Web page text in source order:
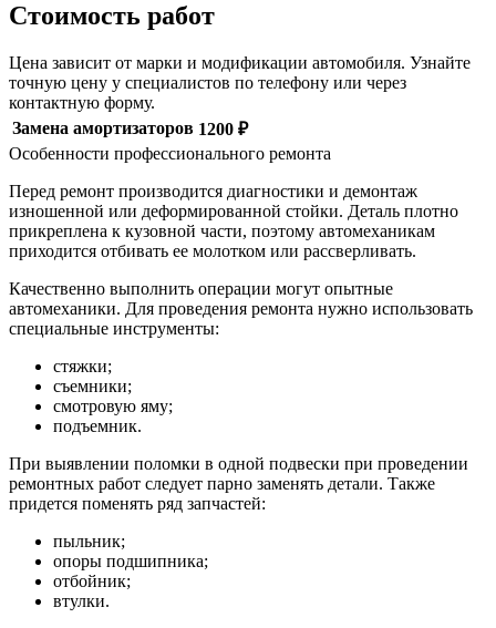
Стоимость работ
Цена зависит от марки и модификации автомобиля. Узнайте
точную цену у специалистов по телефону или через
контактную форму.
Замена амортизаторов 1200 ₽
Особенности профессионального ремонта
Перед ремонт производится диагностики и демонтаж
изношенной или деформированной стойки. Деталь плотно
прикреплена к кузовной части, поэтому автомеханикам
приходится отбивать ее молотком или рассверливать.
Качественно выполнить операции могут опытные
автомеханики. Для проведения ремонта нужно использовать
специальные инструменты:
стяжки;
съемники;
смотровую яму;
подъемник.
При выявлении поломки в одной подвески при проведении
ремонтных работ следует парно заменять детали. Также
придется поменять ряд запчастей:
пыльник;
опоры подшипника;
отбойник;
втулки.